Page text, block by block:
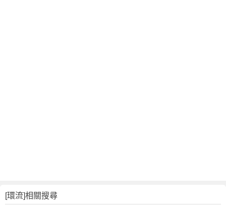
[環流]相關搜尋